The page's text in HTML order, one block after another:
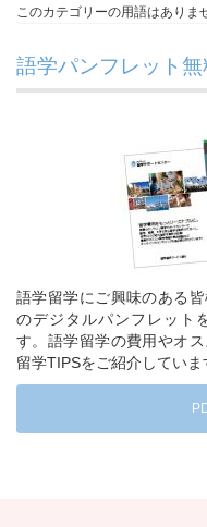
このカテゴリーの用語はありま
語学パンフレット無
語学留学にご興味のある
のデジタルパンフレット
す。語学留学の費用やオ
留学TIPSをご紹介していま